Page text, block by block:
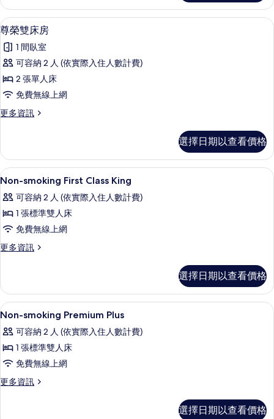
小
屋
的
詳
情
顯
示
尊
榮
雙
房
所
有
相
片
尊榮雙床房 | 客房內保險箱、書桌、
3
尊榮雙床房
1 間臥室
可容納 2 人 (依實際入住人數計費)
2 張單人床
免費無線上網
更多資訊
更
雙
床
房
詳
情
選擇日期以查看價格
顯
示
Non-
smoking
First
Class
所
有
相
片
客房內保險箱、書桌、筆電工作空間
1
Non-smoking First Class King
可容納 2 人 (依實際入住人數計費)
1 張標準雙人床
免費無線上網
更多資訊
更
First
Class
King
詳
情
選擇日期以查看價格
顯
示
Non-
smoking
Premium
Plus
客房內保險箱、書桌、筆電工作空間
1
Non-smoking Premium Plus
可容納 2 人 (依實際入住人數計費)
1 張標準雙人床
免費無線上網
更多資訊
更
選擇日期以查看價格